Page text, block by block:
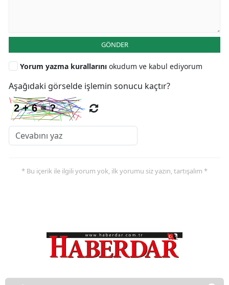
GÖNDER
Yorum yazma kurallarını okudum ve kabul ediyorum
Aşağıdaki görselde işlemin sonucu kaçtır?
* Bu içerik ile ilgili yorum yok, ilk yorumu siz yazın, tartışalım *